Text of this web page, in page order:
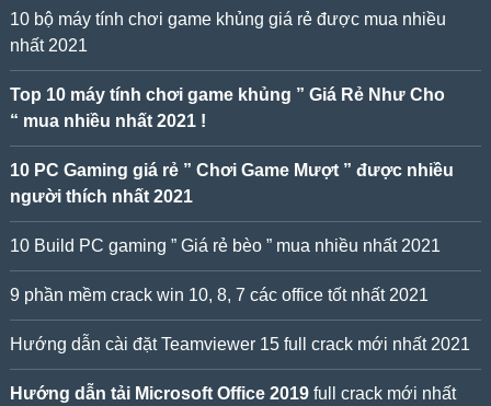
10 bộ máy tính chơi game khủng giá rẻ được mua nhiều
nhất 2021
Top 10 máy tính chơi game khủng ” Giá Rẻ Như Cho
“ mua nhiều nhất 2021 !
10 PC Gaming giá rẻ ” Chơi Game Mượt ” được nhiều
người thích nhất 2021
10 Build PC gaming ” Giá rẻ bèo ” mua nhiều nhất 2021
9 phần mềm crack win 10, 8, 7 các office tốt nhất 2021
Hướng dẫn cài đặt Teamviewer 15 full crack mới nhất 2021
Hướng dẫn tải Microsoft Office 2019full crack mới nhất